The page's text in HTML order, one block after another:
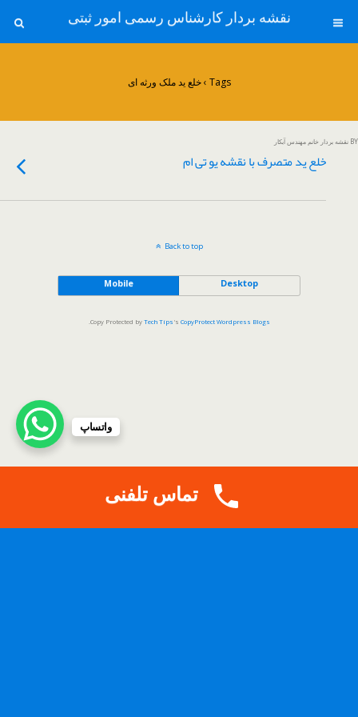
نقشه بردار کارشناس رسمی امور ثبتی
Tags › خلع ید ملک ورثه ای
BY نقشه بردار خانم مهندس آبکار
خلع ید متصرف با نقشه یو تی ام
Back to top
Mobile Desktop
Copy Protected by Tech Tips 's CopyProtect Wordpress Blogs
.
واتساپ
تماس تلفنی